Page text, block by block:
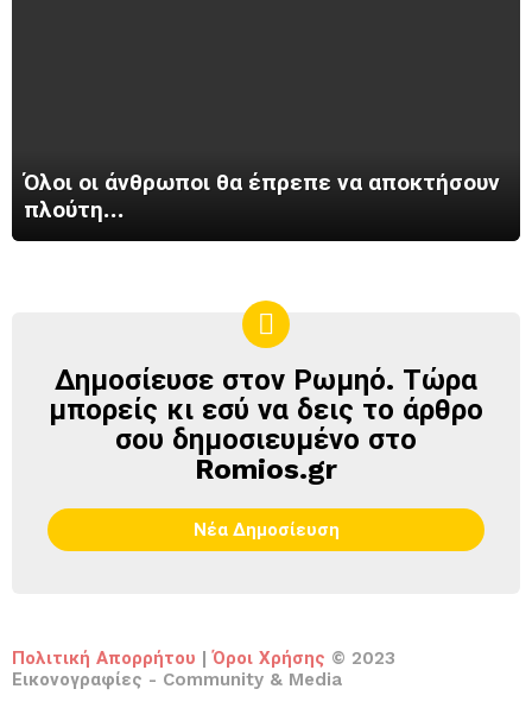
Όλοι οι άνθρωποι θα έπρεπε να αποκτήσουν
πλούτη…
ΔΗΜΟΣΊΕΥΣΕ
ΣΤΟΝ
ΡΩΜΗΌ
Δημοσίευσε στον Ρωμηό. Τώρα
μπορείς κι εσύ να δεις το άρθρο
σου δημοσιευμένο στο
Romios.gr
Νέα Δημοσίευση
Πολιτική Απορρήτου | Όροι Χρήσης © 2023
Εικονογραφίες - Community & Media